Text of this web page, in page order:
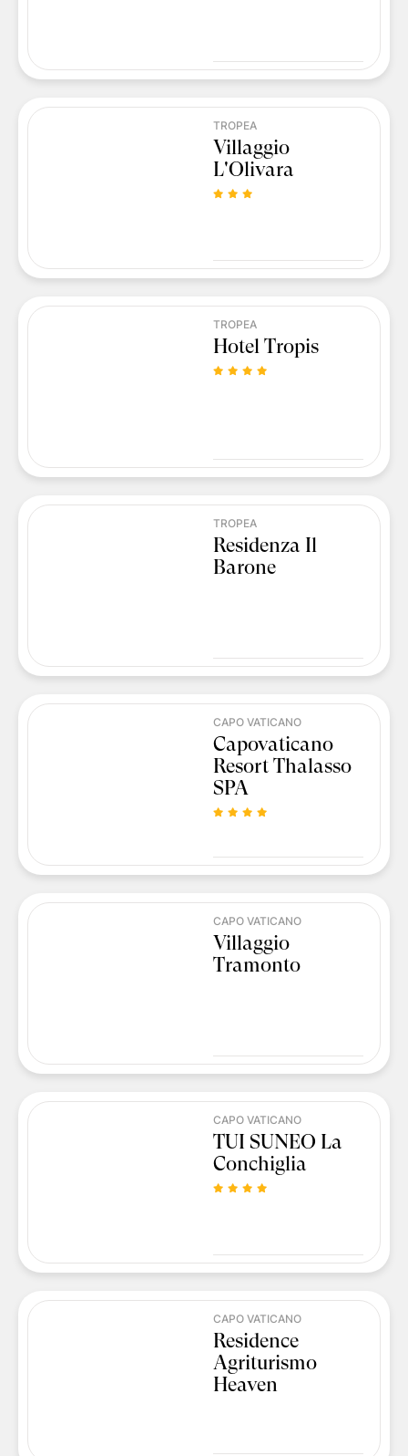
TROPEA
Villaggio
L'Olivara
TROPEA
Hotel Tropis
TROPEA
Residenza Il
Barone
CAPO VATICANO
Capovaticano
Resort Thalasso
SPA
CAPO VATICANO
Villaggio
Tramonto
CAPO VATICANO
TUI SUNEO La
Conchiglia
CAPO VATICANO
Residence
Agriturismo
Heaven